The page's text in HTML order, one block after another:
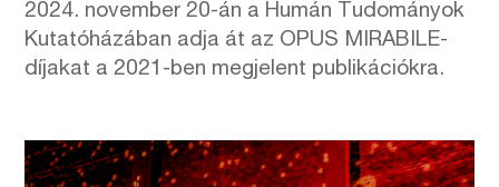
2024. november 20-án a Humán Tudományok
Kutatóházában adja át az OPUS MIRABILE-
díjakat a 2021-ben megjelent publikációkra.